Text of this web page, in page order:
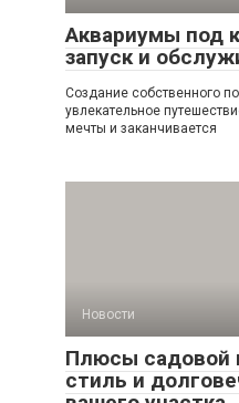
Аквариумы под
запуск и
Создание собственного
увлекательное
мечты и заканчивается
Новости
Плюсы садовой
стиль и